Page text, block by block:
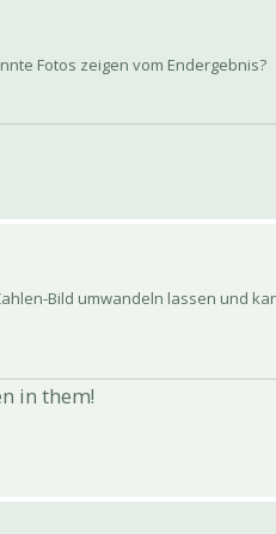
Fotos zeigen vom Endergebnis?
Bild umwandeln lassen und
in them!